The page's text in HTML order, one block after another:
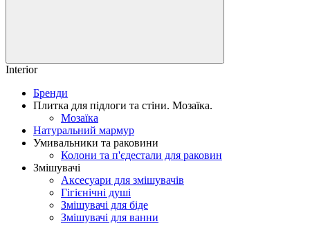
Interior
Бренди
Плитка для підлоги та стіни. Мозаїка.
Мозаїка
Натуральний мармур
Умивальники та раковини
Колони та п'єдестали для раковин
Змішувачі
Аксесуари для змішувачів
Гігієнічні душі
Змішувачі для біде
Змішувачі для ванни